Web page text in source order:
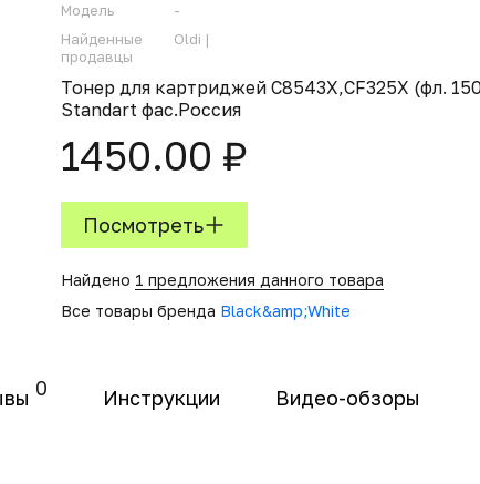
Модель
-
Найденные
продавцы
Oldi |
Тонер для картриджей C8543X,CF325X (фл.
Standart фас.Россия
1450.00 ₽
Посмотреть
Найдено 1 предложения данного товара
Все товары бренда Black&amp;White
0 Инструкции Видео-обзоры